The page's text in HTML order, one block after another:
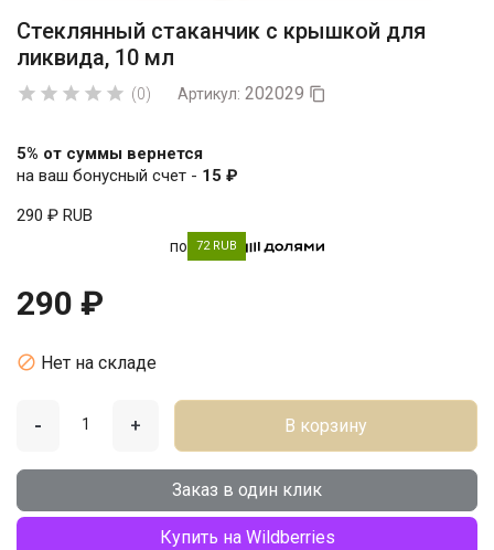
Стеклянный стаканчик с крышкой для
ликвида, 10 мл
     (0) Артикул: 202029 
5% от суммы вернется
на ваш бонусный счет - 15 ₽
290 ₽ RUB
по 72 RUB
290 ₽
 Нет на складе
- + В корзину
Заказ в один клик
Купить на Wildberries